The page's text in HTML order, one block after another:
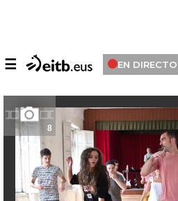
☰ EN DIRECTO
8